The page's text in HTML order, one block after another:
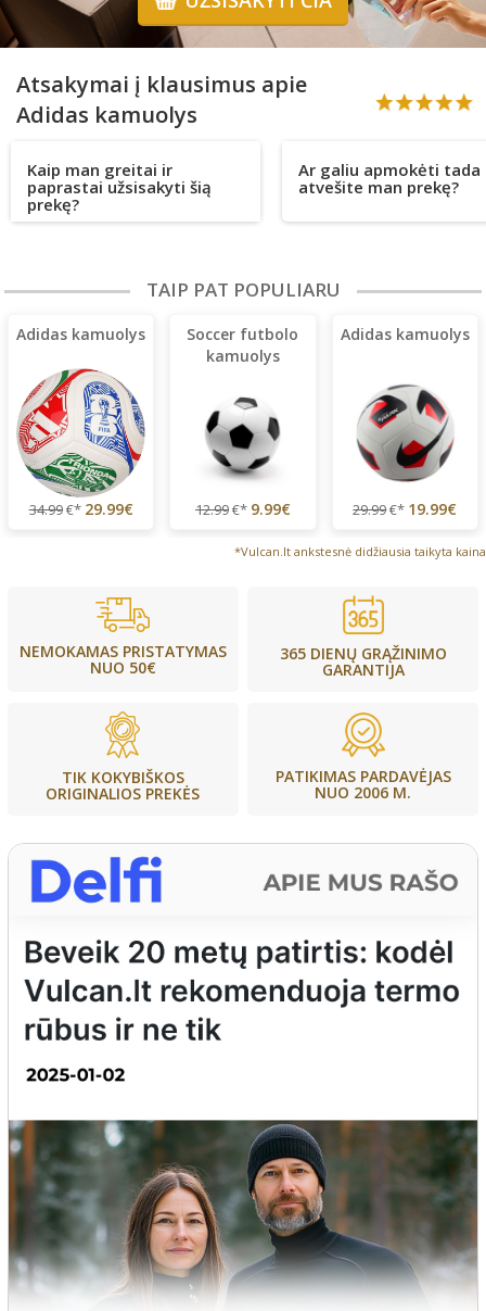
Atsakymai į klausimus apie
Adidas kamuolys
Kaip man greitai ir
paprastai užsisakyti šią
prekę?
Ar galiu apmokėti tada
atvešite man prekę?
TAIP PAT POPULIARU
Adidas kamuolys
34.99€* 29.99€
Soccer futbolo
kamuolys
12.99€* 9.99€
Adidas kamuolys
29.99€* 19.99€
*Vulcan.lt ankstesnė didžiausia taikyta kaina
NEMOKAMAS PRISTATYMAS
NUO 50€
365 DIENŲ GRĄŽINIMO
GARANTIJA
TIK KOKYBIŠKOS
ORIGINALIOS PREKĖS
PATIKIMAS PARDAVĖJAS
NUO 2006 M.